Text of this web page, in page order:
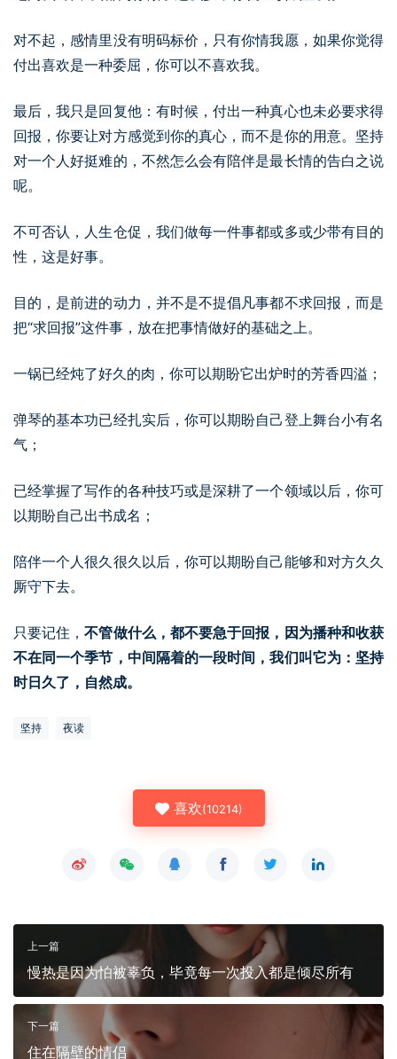
对不起，感情里没有明码标价，只有你情我愿，如果你觉得
付出喜欢是一种委屈，你可以不喜欢我。
最后，我只是回复他：有时候，付出一种真心也未必要求得
回报，你要让对方感觉到你的真心，而不是你的用意。坚持
对一个人好挺难的，不然怎么会有陪伴是最长情的告白之说
呢。
不可否认，人生仓促，我们做每一件事都或多或少带有目的
性，这是好事。
目的，是前进的动力，并不是不提倡凡事都不求回报，而是
把“求回报”这件事，放在把事情做好的基础之上。
一锅已经炖了好久的肉，你可以期盼它出炉时的芳香四溢；
弹琴的基本功已经扎实后，你可以期盼自己登上舞台小有名
气；
已经掌握了写作的各种技巧或是深耕了一个领域以后，你可
以期盼自己出书成名；
陪伴一个人很久很久以后，你可以期盼自己能够和对方久久
厮守下去。
只要记住，不管做什么，都不要急于回报，因为播种和收获
不在同一个季节，中间隔着的一段时间，我们叫它为：坚持
时日久了，自然成。
坚持 夜读
喜欢(10214)
上一篇
慢热是因为怕被辜负，毕竟每一次投入都是倾尽所有
下一篇
住在隔壁的情侣